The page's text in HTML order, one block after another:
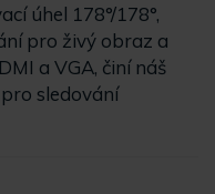
úhel 178°/178°,
pro živý obraz a
a VGA, činí náš
sledování